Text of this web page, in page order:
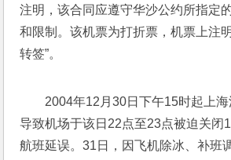
注明，该合同应遵守华沙公约所指定
和限制。该机票为打折票，机票上注
转签”。
2004年12月30日下午15时起上海
导致机场于该日22点至23点被迫关闭
航班延误。31日，因飞机除冰、补班